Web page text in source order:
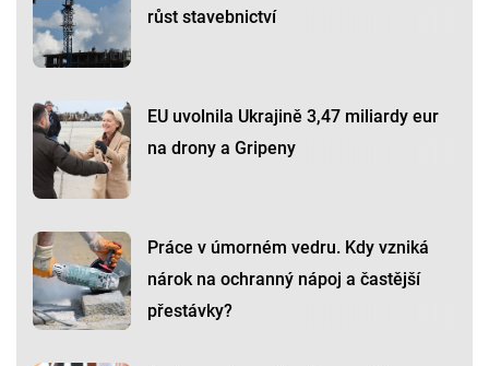
růst stavebnictví
EU uvolnila Ukrajině 3,47 miliardy eur
na drony a Gripeny
Práce v úmorném vedru. Kdy vzniká
nárok na ochranný nápoj a častější
přestávky?